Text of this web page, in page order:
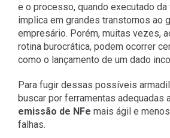
e o processo, quando executado da
implica em grandes transtornos ao
empresário. Porém, muitas vezes,
rotina burocrática, podem ocorrer
como o lançamento de um dado
Para fugir dessas possíveis
buscar por ferramentas adequadas
emissão de NFe mais ágil e
falhas.